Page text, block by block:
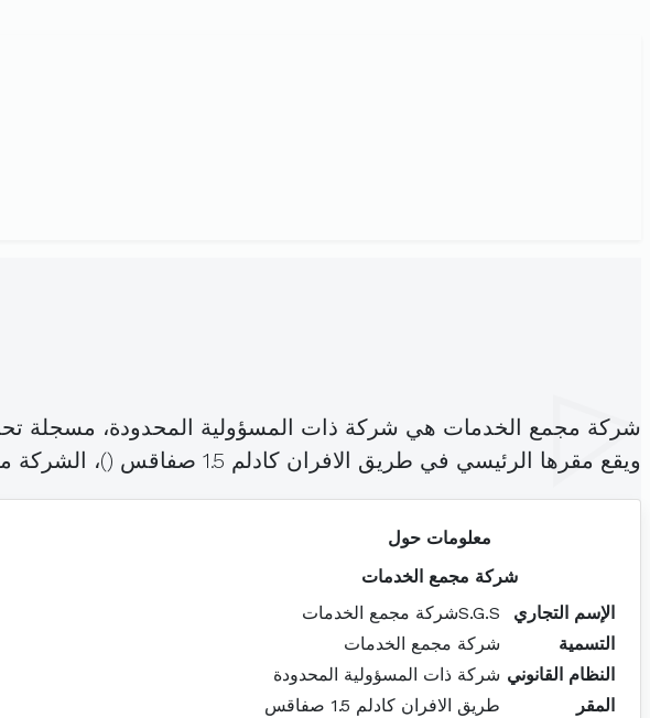
شركة مجمع الخدمات هي شركة ذات المسؤولية المحدودة، مسجلة
ويقع مقرها الرئيسي في طريق الافران كادلم 1.5 صفاقس (
)، الشركة
معلومات حول
شركة مجمع الخدمات
الإسم التجاري
S.G.Sشركة مجمع الخدمات
التسمية
شركة مجمع الخدمات
النظام القانوني شركة ذات المسؤولية المحدودة
المقر
طريق الافران كادلم 1.5 صفاقس